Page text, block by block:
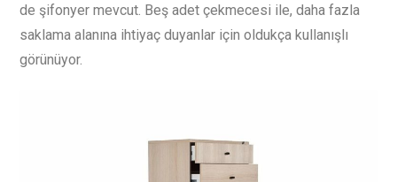
de şifonyer mevcut. Beş adet çekmecesi ile, daha fazla
saklama alanına ihtiyaç duyanlar için oldukça kullanışlı
görünüyor.